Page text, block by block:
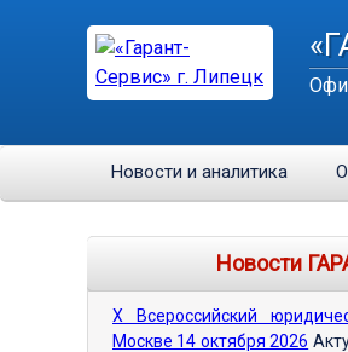
Новости и аналитика
Новости
Х Всероссийский
Москве 14 октября 2026